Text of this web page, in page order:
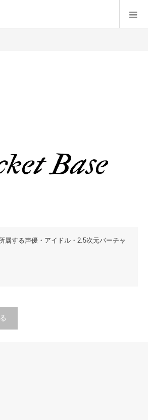
属する声優・アイドル・2.5次元バーチャ